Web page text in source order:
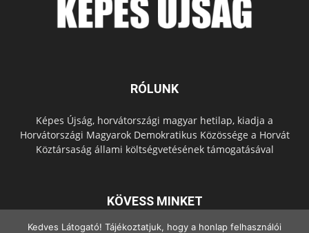
RÓLUNK
Képes Újság, horvátországi magyar hetilap, kiadja a
Horvátországi Magyarok Demokratikus Közössége a Horvát
Köztársaság állami költségvetésének támogatásával
KÖVESS MINKET
Kedves Látogató! Tájékoztatjuk, hogy a honlap felhasználói